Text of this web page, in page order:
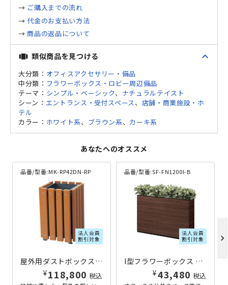
→ ご購入までの流れ
→代金のお支払い方法
→ 商品の返品について
view_carousel 類似商品を見つける expand_less
大分類： オフィスアクセサリー・備品
中分類： フラワーボックス・ロビー周辺備品
テーマ： シンプル・ベーシック、 ナチュラルテイスト
シーン： エントランス・受付スペース、 店舗・商業施設・ホ
テル
カラー： ホワイト系、 ブラウン系、 カーキ系
あなたへのオススメ
品番/型番:MK-RP42DN-RP
法人会員
割引対象
屋外用ダストボックスRP W420×D420×H625 その他木目
¥118,800 税込
品番/型番:SF-FN1200I-B
法人会員
割引対象
I型フラワーボックス W1200×D300×H800 ウォルナット
¥43,480 税込
chevron_right